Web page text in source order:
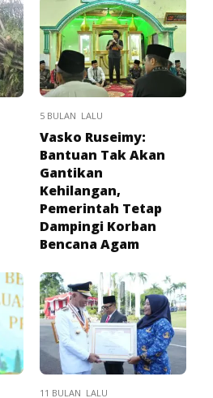
5 BULAN LALU
Vasko Ruseimy:
Bantuan Tak Akan
Gantikan
Kehilangan,
Pemerintah Tetap
Dampingi Korban
Bencana Agam
11 BULAN LALU